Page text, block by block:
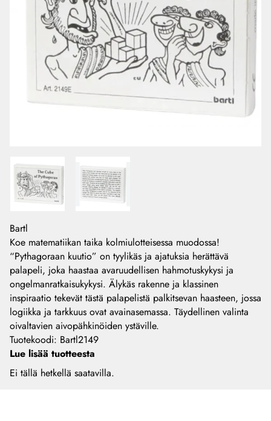
Bartl
Koe matematiikan taika kolmiulotteisessa muodossa!
“Pythagoraan kuutio” on tyylikäs ja ajatuksia herättävä
palapeli, joka haastaa avaruudellisen hahmotuskykysi ja
ongelmanratkaisukykysi. Älykäs rakenne ja klassinen
inspiraatio tekevät tästä palapelistä palkitsevan haasteen, jossa
logiikka ja tarkkuus ovat avainasemassa. Täydellinen valinta
oivaltavien aivopähkinöiden ystäville.
Tuotekoodi: Bartl2149
Lue lisää tuotteesta
Ei tällä hetkellä saatavilla.